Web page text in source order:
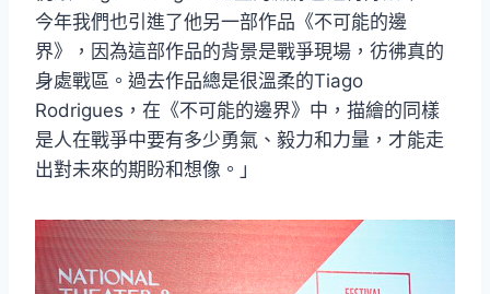
今年我們也引進了他另一部作品《不可能的邊
界》，因為這部作品的背景是戰爭現場，彷彿真的
身處戰區。過去作品總是很溫柔的Tiago
Rodrigues，在《不可能的邊界》中，描繪的同樣
是人在戰爭中要有多少勇氣、毅力和力量，才能走
出對未來的期盼和想像。」